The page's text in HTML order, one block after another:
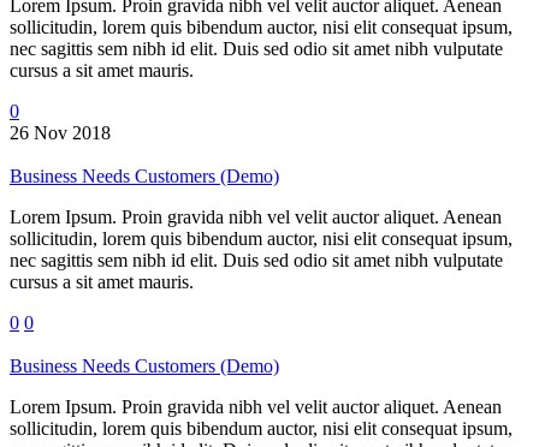
Lorem Ipsum. Proin gravida nibh vel velit auctor aliquet. Aenean
sollicitudin, lorem quis bibendum auctor, nisi elit consequat ipsum,
nec sagittis sem nibh id elit. Duis sed odio sit amet nibh vulputate
cursus a sit amet mauris.
0
26 Nov 2018
Business Needs Customers (Demo)
Lorem Ipsum. Proin gravida nibh vel velit auctor aliquet. Aenean
sollicitudin, lorem quis bibendum auctor, nisi elit consequat ipsum,
nec sagittis sem nibh id elit. Duis sed odio sit amet nibh vulputate
cursus a sit amet mauris.
0 0
Business Needs Customers (Demo)
Lorem Ipsum. Proin gravida nibh vel velit auctor aliquet. Aenean
sollicitudin, lorem quis bibendum auctor, nisi elit consequat ipsum,